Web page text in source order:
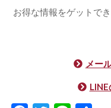
お得な情報をゲットで
メー